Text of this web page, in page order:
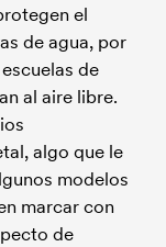
el
de agua, por
de
al aire libre.
algo que le
modelos
marcar con
de